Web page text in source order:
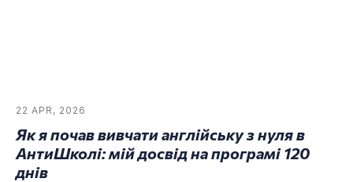
22 APR, 2026
Як я почав вивчати англійську з нуля в
АнтиШколі: мій досвід на програмі 120
днів